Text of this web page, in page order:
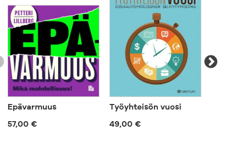
Epävarmuus
57,00 €
Työyhteisön vuosi
49,00 €